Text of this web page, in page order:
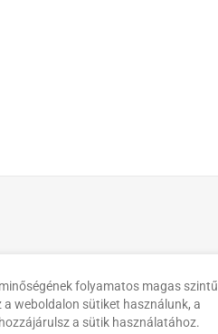
folyamatos magas szintű
weboldalon sütiket használunk, a
a sütik használatához.